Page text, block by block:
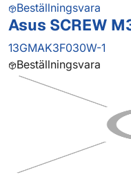
Beställningsvara
Asus SCREW
13GMAK3F030W-1
Beställningsvara